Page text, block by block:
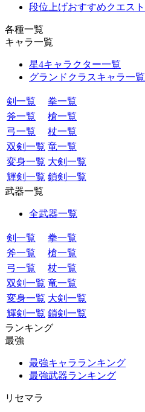
段位上げおすすめクエスト
各種一覧
キャラ一覧
星4キャラクター一覧
グランドクラスキャラ一覧
剣一覧
拳一覧
斧一覧
槍一覧
弓一覧
杖一覧
双剣一覧 竜一覧
変身一覧 大剣一覧
輝剣一覧 鎖剣一覧
武器一覧
全武器一覧
剣一覧
拳一覧
斧一覧
槍一覧
弓一覧
杖一覧
双剣一覧 竜一覧
変身一覧 大剣一覧
輝剣一覧 鎖剣一覧
ランキング
最強
最強キャラランキング
最強武器ランキング
リセマラ